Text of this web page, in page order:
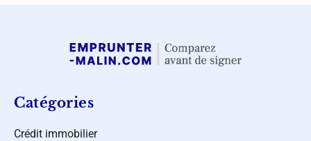
Catégories
Crédit immobilier